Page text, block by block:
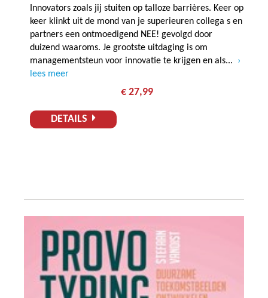
Innovators zoals jij stuiten op talloze barrières. Keer op
keer klinkt uit de mond van je superieuren collega s en
partners een ontmoedigend NEE! gevolgd door
duizend waaroms. Je grootste uitdaging is om
managementsteun voor innovatie te krijgen en als...
lees meer
€ 27,99
DETAILS